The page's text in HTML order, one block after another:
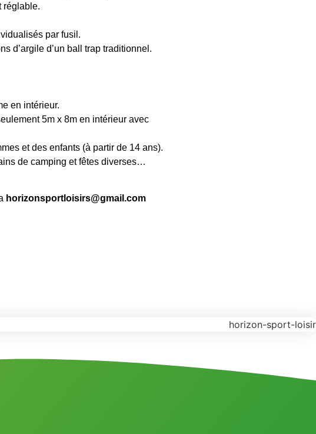
réglable.
par fusil.
d’argile d’un ball trap traditionnel.
en intérieur.
5m x 8m en intérieur avec
et des enfants (à partir de 14 ans).
de camping et fêtes diverses…
horizonsportloisirs@gmail.com